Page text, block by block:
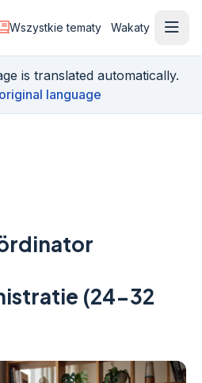
Wszystkie tematy Wakaty
is translated automatically.
language
(24-32